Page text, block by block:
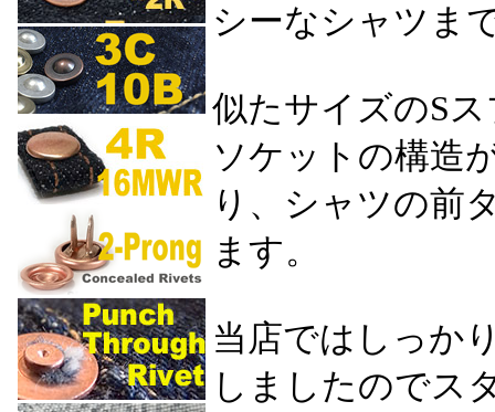
シーなシャツま
似たサイズのS
ソケットの構造
り、シャツの前
ます。
当店ではしっか
しましたのでス